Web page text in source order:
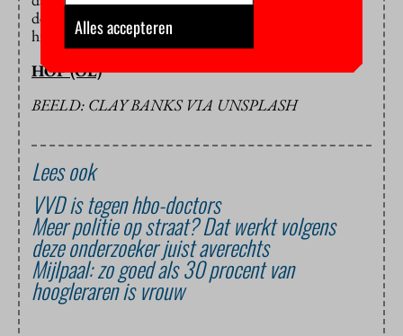
de bias er helemaal uit krijgt. Dus waarom zouden we
hiermee doorgaan?”
HOP (OL)
BEELD: CLAY BANKS VIA UNSPLASH
Lees ook
VVD is tegen hbo-doctors
Meer politie op straat? Dat werkt volgens
deze onderzoeker juist averechts
Mijlpaal: zo goed als 30 procent van
hoogleraren is vrouw
Alles accepteren